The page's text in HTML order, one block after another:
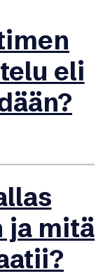
eli
ja mitä